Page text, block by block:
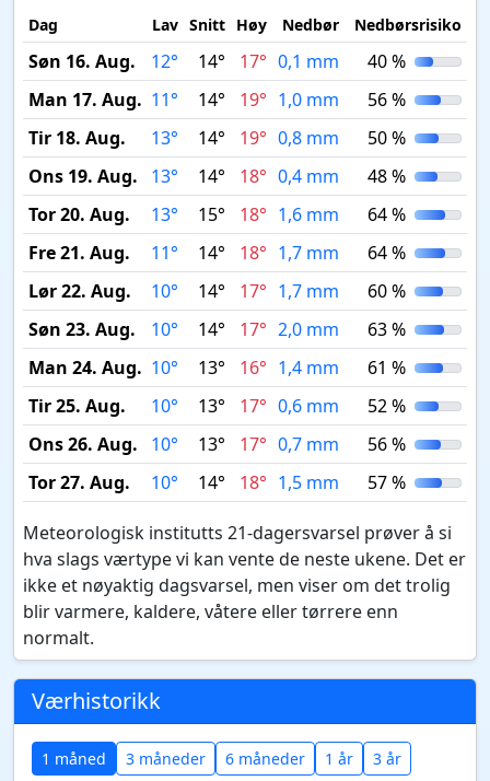
Dag Lav Snitt Høy Nedbør Nedbørsrisiko
Søn 16. Aug. 12° 14° 17° 0,1 mm
40 %
Man 17. Aug. 11° 14° 19° 1,0 mm
56 %
Tir 18. Aug.
13° 14° 19° 0,8 mm
50 %
Ons 19. Aug.
13° 14° 18° 0,4 mm
48 %
Tor 20. Aug.
13° 15° 18° 1,6 mm
64 %
Fre 21. Aug.
11° 14° 18° 1,7 mm
64 %
Lør 22. Aug.
10° 14° 17° 1,7 mm
60 %
Søn 23. Aug.
10° 14° 17° 2,0 mm
63 %
Man 24. Aug. 10° 13° 16° 1,4 mm
61 %
Tir 25. Aug.
10° 13° 17° 0,6 mm
52 %
Ons 26. Aug.
10° 13° 17° 0,7 mm
56 %
Tor 27. Aug.
10° 14° 18° 1,5 mm 57 %
Meteorologisk institutts 21-dagersvarsel prøver å si
hva slags værtype vi kan vente de neste ukene. Det er
ikke et nøyaktig dagsvarsel, men viser om det trolig
blir varmere, kaldere, våtere eller tørrere enn
normalt.
Værhistorikk
1 måned 3 måneder 6 måneder 1 år 3 år